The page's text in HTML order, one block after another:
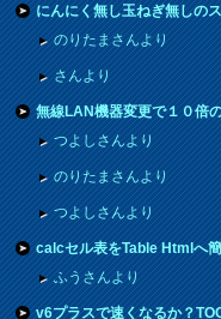
にんにく無し玉ねぎ無しの
のりたまさんより
さんより
無線LAN機器変更で１０倍
つよしさんより
のりたまさんより
つよしさんより
calcセル表をTable Htmlへ
ふうさんより
v6プラスで速くなるか？